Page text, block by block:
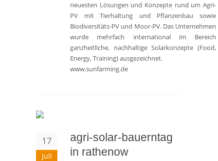
neuesten Lösungen und Konzepte rund um Agri-
PV mit Tierhaltung und Pflanzenbau sowie
Biodiversitäts-PV und Moor-PV. Das Unternehmen
wurde mehrfach international im Bereich
ganzheitliche, nachhaltige Solarkonzepte (Food,
Energy, Training) ausgezeichnet.
www.sunfarming.de
17
Juli
agri-solar-bauerntag
in rathenow